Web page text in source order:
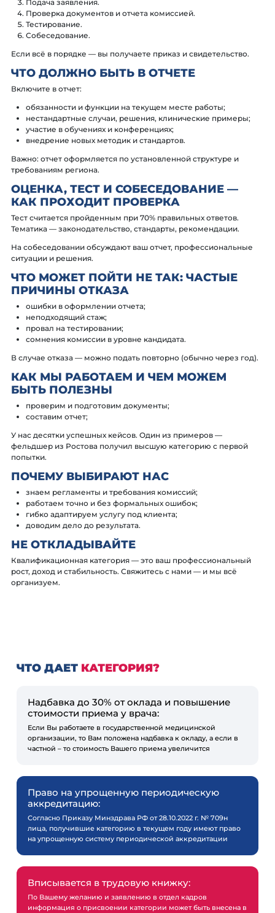
Подача заявления.
Проверка документов и отчета комиссией.
Тестирование.
Собеседование.
Если всё в порядке — вы получаете приказ и свидетельство.
ЧТО ДОЛЖНО БЫТЬ В ОТЧЕТЕ
Включите в отчет:
обязанности и функции на текущем месте работы;
нестандартные случаи, решения, клинические примеры;
участие в обучениях и конференциях;
внедрение новых методик и стандартов.
Важно: отчет оформляется по установленной структуре и
требованиям региона.
ОЦЕНКА, ТЕСТ И СОБЕСЕДОВАНИЕ —
КАК ПРОХОДИТ ПРОВЕРКА
Тест считается пройденным при 70% правильных ответов.
Тематика — законодательство, стандарты, рекомендации.
На собеседовании обсуждают ваш отчет, профессиональные
ситуации и решения.
ЧТО МОЖЕТ ПОЙТИ НЕ ТАК: ЧАСТЫЕ
ПРИЧИНЫ ОТКАЗА
ошибки в оформлении отчета;
неподходящий стаж;
провал на тестировании;
сомнения комиссии в уровне кандидата.
В случае отказа — можно подать повторно (обычно через год).
КАК МЫ РАБОТАЕМ И ЧЕМ МОЖЕМ
БЫТЬ ПОЛЕЗНЫ
проверим и подготовим документы;
составим отчет;
У нас десятки успешных кейсов. Один из примеров —
фельдшер из Ростова получил высшую категорию с первой
попытки.
ПОЧЕМУ ВЫБИРАЮТ НАС
знаем регламенты и требования комиссий;
работаем точно и без формальных ошибок;
гибко адаптируем услугу под клиента;
доводим дело до результата.
НЕ ОТКЛАДЫВАЙТЕ
Квалификационная категория — это ваш профессиональный
рост, доход и стабильность. Свяжитесь с нами — и мы всё
организуем.
ЧТО ДАЕТ КАТЕГОРИЯ?
Надбавка до 30% от оклада и повышение
стоимости приема у врача:
Если Вы работаете в государственной медицинской
организации, то Вам положена надбавка к окладу, а если в
частной – то стоимость Вашего приема увеличится
Право на упрощенную периодическую
аккредитацию:
Согласно Приказу Минздрава РФ от 28.10.2022 г. № 709н
лица, получившие категорию в текущем году имеют право
на упрощенную систему периодической аккредитации
Вписывается в трудовую книжку:
По Вашему желанию и заявлению в отдел кадров
информация о присвоении категории может быть внесена в